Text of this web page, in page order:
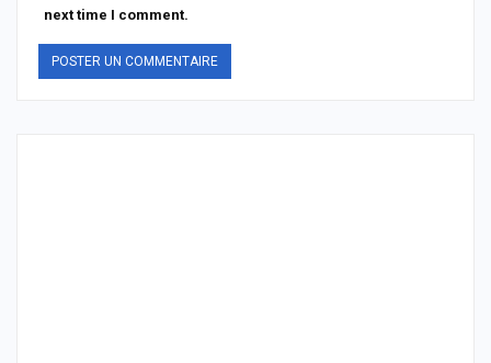
next time I comment.